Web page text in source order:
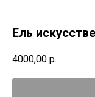
Ель
4000,00 р.